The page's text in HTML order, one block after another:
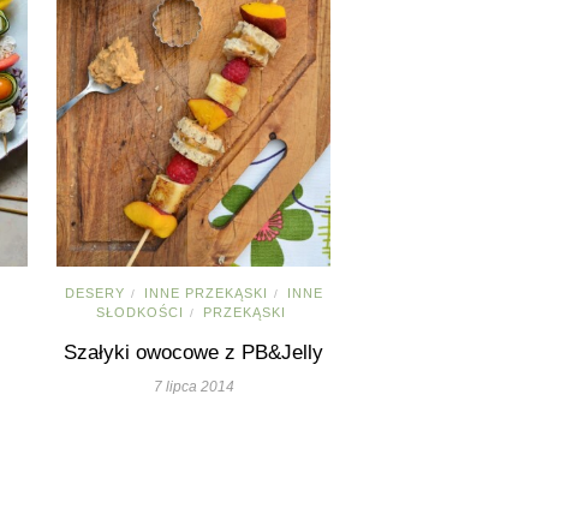
DESERY / INNE PRZEKĄSKI /
INNE
SŁODKOŚCI
/ PRZEKĄSKI
Szałyki owocowe z PB&Jelly
7 lipca 2014